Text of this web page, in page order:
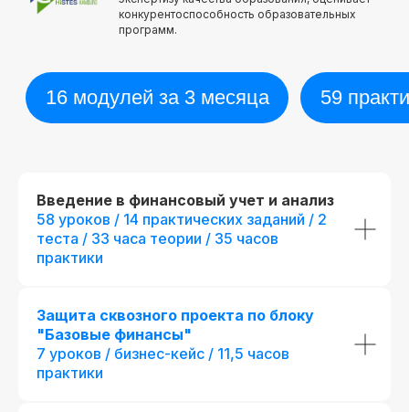
конкурентоспособность образовательных
программ.
Введение в финансовый учет и анализ
58 уроков / 14 практических заданий / 2
теста / 33 часа теории / 35 часов
практики
Защита сквозного проекта по блоку
"Базовые финансы"
7 уроков / бизнес-кейс / 11,5 часов
практики